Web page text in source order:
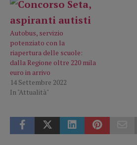
Autobus, servizio
potenziato con la
riapertura delle scuole:
dalla Regione oltre 220 mila
euro in arrivo
14 Settembre 2022
In "Attualità"